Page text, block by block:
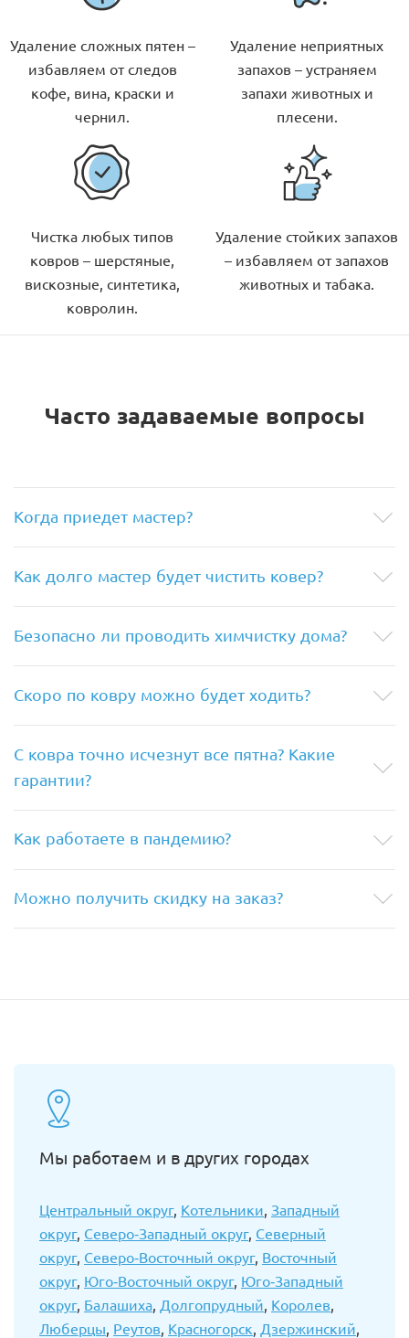
Удаление сложных пятен –
избавляем от следов
кофе, вина, краски и
чернил.
Удаление неприятных
запахов – устраняем
запахи животных и
плесени.
Чистка любых типов
ковров – шерстяные,
вискозные, синтетика,
ковролин.
Удаление стойких запахов
– избавляем от запахов
животных и табака.
Часто задаваемые вопросы
Когда приедет мастер?
Как долго мастер будет чистить ковер?
Безопасно ли проводить химчистку дома?
Скоро по ковру можно будет ходить?
С ковра точно исчезнут все пятна? Какие
гарантии?
Как работаете в пандемию?
Можно получить скидку на заказ?
Мы работаем и в других городах
Центральный округ, Котельники Западный
округ, Северо-Западный округ, Северный
округ, Северо-Восточный округ, Восточный
округ, Юго-Восточный округ, Юго-Западный
округ, Балашиха Долгопрудный Королев
Люберцы Реутов Красногорск Дзержинский